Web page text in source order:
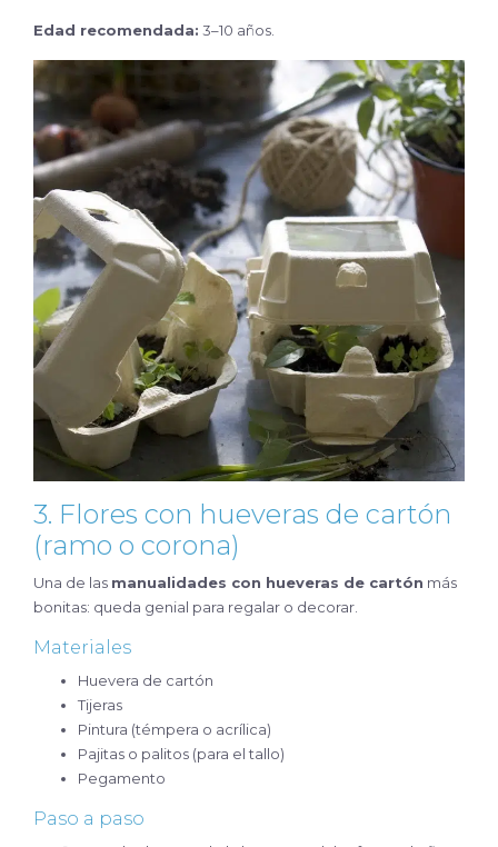
Edad recomendada: 3–10 años.
3. Flores con hueveras de cartón
(ramo o corona)
Una de las manualidades con hueveras de cartón más
bonitas: queda genial para regalar o decorar.
Materiales
Huevera de cartón
Tijeras
Pintura (témpera o acrílica)
Pajitas o palitos (para el tallo)
Pegamento
Paso a paso